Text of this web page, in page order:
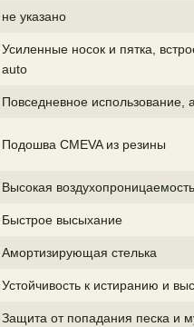
не указано
Усиленные носок и пятка,
auto
Повседневное использование,
Подошва CMEVA из резины
Высокая воздухопроницаемость
Быстрое высыхание
Амортизирующая стелька
Устойчивость к истиранию и
Защита от попадания песка и